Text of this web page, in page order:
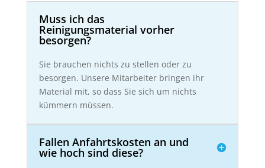
Muss ich das
Reinigungsmaterial vorher
besorgen?
Sie brauchen nichts zu stellen oder zu
besorgen. Unsere Mitarbeiter bringen ihr
Material mit, so dass Sie sich um nichts
kümmern müssen.
Fallen Anfahrtskosten an und
wie hoch sind diese?